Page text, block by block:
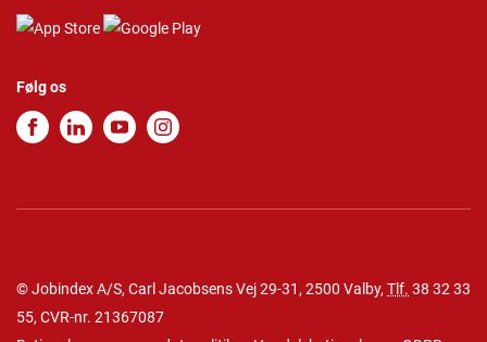
Følg os
© Jobindex A/S, Carl Jacobsens Vej 29-31, 2500 Valby, Tlf. 38 32 33
55, CVR-nr. 21367087